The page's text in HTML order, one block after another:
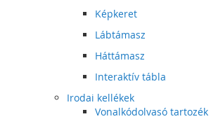
Képkeret
Lábtámasz
Háttámasz
Interaktív tábla
Irodai kellékek
Vonalkódolvasó tartozék